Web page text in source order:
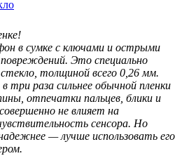
в сумке с ключами и острыми
Это специально
толщиной всего 0,26 мм.
три раза сильнее обычной пленки
отпечатки пальцев, блики и
не влияет на
сенсора. Но
— лучше использовать его